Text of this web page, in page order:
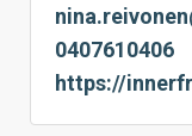
0407610406
https://